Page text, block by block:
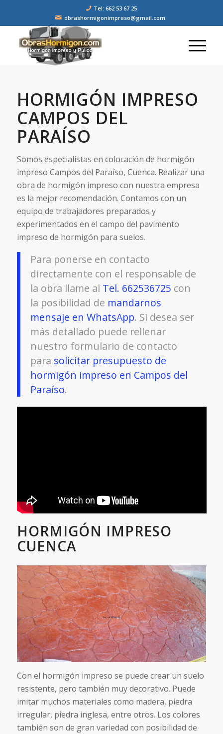
Tel: 662 53 67 25
obrashormigonimpreso@gmail.com
HORMIGÓN IMPRESO
CAMPOS DEL
PARAÍSO
Somos especialistas en colocación de hormigón
impreso Campos del Paraíso, Cuenca. Realizar una
obra de hormigón impreso con nuestra empresa
es la mejor recomendación. Contamos con un
equipo de trabajadores preparados y
experimentados en el campo del pavimento
impreso de hormigón para suelos.
Para ponerse en contacto
directamente con el responsable de
la obra llame al Tel. 662536725 con
la posibilidad de mandarnos
mensaje en WhatsApp. Si desea ser
más detallado puede rellenar
nuestro formulario de contacto
para solicitar presupuesto de
hormigón impreso en Campos del
Paraíso.
HORMIGÓN IMPRESO
CUENCA
Con el hormigón impreso se puede crear un suelo
resistente, pero también muy decorativo. Puede
imitar muchos materiales como madera, piedra
irregular, piedra inglesa, entre otros. Los colores
también son de gran variedad con posibilidad de